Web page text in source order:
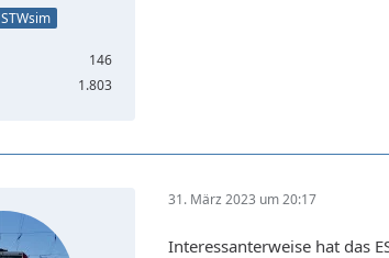
146
1.803
31. März 2023 um 20:17
Interessanterweise hat das